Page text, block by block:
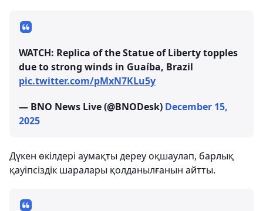
WATCH: Replica of the Statue of Liberty topples
due to strong winds in Guaíba, Brazil
pic.twitter.com/pMxN7KLu5y
— BNO News Live (@BNODesk) December 15,
2025
Дүкен өкілдері аумақты дереу оқшаулап, барлық
қауіпсіздік шаралары қолданылғанын айтты.